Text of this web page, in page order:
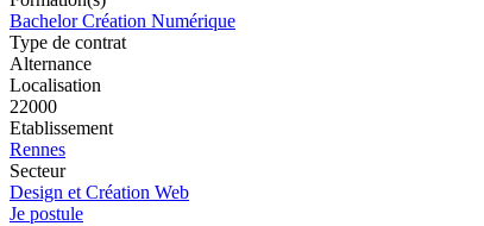
Bachelor Création Numérique
Type de contrat
Alternance
Localisation
22000
Etablissement
Rennes
Secteur
Design et Création Web
Je postule